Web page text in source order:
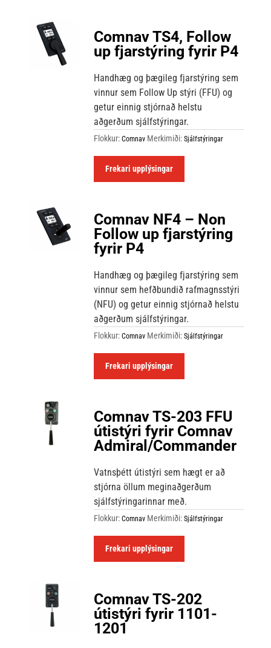
Comnav TS4, Follow
up fjarstýring fyrir P4
Handhæg og þægileg fjarstýring sem
vinnur sem Follow Up stýri (FFU) og
getur einnig stjórnað helstu
aðgerðum sjálfstýringar.
Flokkur:Comnav Merkimiði:Sjálfstýringar
Frekari upplýsingar
Comnav NF4 – Non
Follow up fjarstýring
fyrir P4
Handhæg og þægileg fjarstýring sem
vinnur sem hefðbundið rafmagnsstýri
(NFU) og getur einnig stjórnað helstu
aðgerðum sjálfstýringar.
Flokkur:Comnav Merkimiði:Sjálfstýringar
Frekari upplýsingar
Comnav TS-203 FFU
útistýri fyrir Comnav
Admiral/Commander
Vatnsþétt útistýri sem hægt er að
stjórna öllum meginaðgerðum
sjálfstýringarinnar með.
Flokkur:Comnav Merkimiði:Sjálfstýringar
Frekari upplýsingar
Comnav TS-202
útistýri fyrir 1101-
1201